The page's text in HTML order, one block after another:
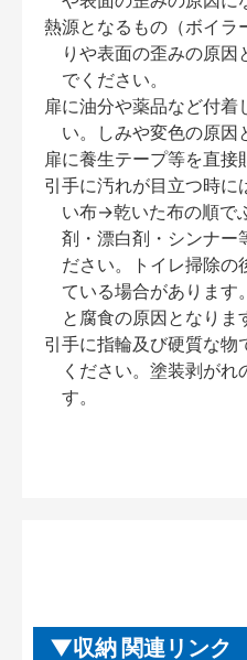
熱源となるもの（ボイラ
りや表面の歪みの原
でください。
扉に油分や薬品など付着
い。しみや変色の原因
扉に養生テープ等を直接
引手に汚れが目立つ時に
い布→乾いた布の順で
剤・漂白剤・シンナー
ださい。トイレ掃除の
ている場合があります
と腐食の原因となりま
引手に指輪及び硬質な物
ください。塗装剥がれ
す。
収納 関連リンク